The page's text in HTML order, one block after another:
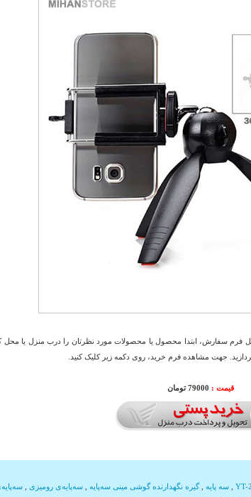
فرم سفارش، ابتدا محصول یا محصولات مورد نظرتان را درب منزل یا محل
جهت مشاهده فرم خرید، روی دکمه زیر کلیک کنید.
قیمت : 79000 تومان
سه پایه ,گیره نگهدارنده گوشی مینی سه‌پایه سه‌پایه‌ی رومیزی